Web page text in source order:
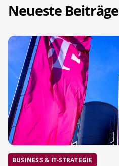
Neueste Beiträge
BUSINESS & IT-STRATEGIE